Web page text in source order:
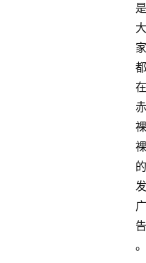
是
大
家
都
在
赤
裸
裸
的
发
广
告
。